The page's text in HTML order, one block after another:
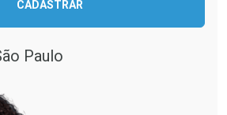
Comprar sem Desconto
Comprar sem Desconto
CADASTRAR
Paulo